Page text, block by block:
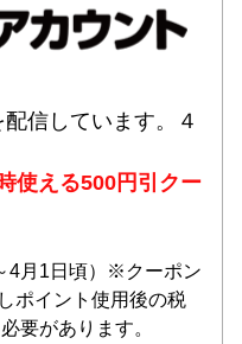
信しています。４
使える500円引クー
4月1日頃）※クーポン
ポイント使用後の税
要があります。